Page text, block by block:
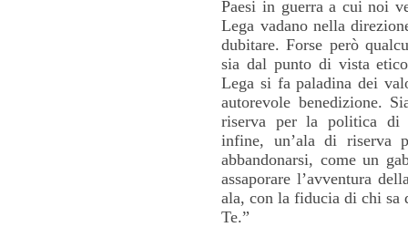
Paesi in guerra a cui noi
Lega vadano nella
dubitare. Forse però
sia dal punto di vista
Lega si fa paladina dei
autorevole benedizione.
riserva per la politica di
infine, un’ala di riserva
abbandonarsi, come un
assaporare l’avventura
ala, con la fiducia di chi sa
Te.”